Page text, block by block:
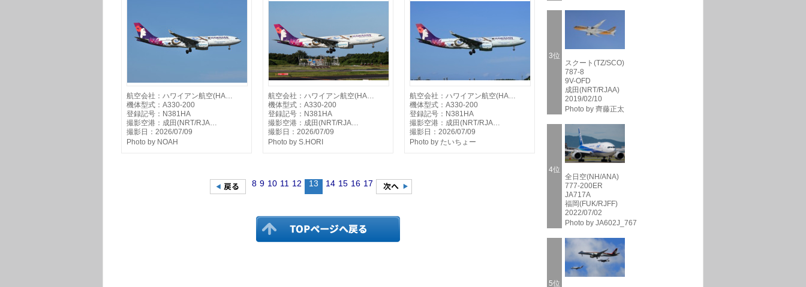
航空会社：ハワイアン航空(HA…
機体型式：A330-200
登録記号：N381HA
撮影空港：成田(NRT/RJA…
撮影日：2026/07/09
Photo by NOAH
航空会社：ハワイアン航空(HA…
機体型式：A330-200
登録記号：N381HA
撮影空港：成田(NRT/RJA…
撮影日：2026/07/09
Photo by S.HORI
航空会社：ハワイアン航空(HA…
機体型式：A330-200
登録記号：N381HA
撮影空港：成田(NRT/RJA…
撮影日：2026/07/09
Photo by たいちょー
8 9 10 11 12 13 14 15 16 17
3位
スクート(TZ/SCO)
787-8
9V-OFD
成田(NRT/RJAA)
2019/02/10
Photo by 齊藤正太
4位
全日空(NH/ANA)
777-200ER
JA717A
福岡(FUK/RJFF)
2022/07/02
Photo by JA602J_767
5位